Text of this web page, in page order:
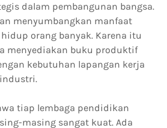
dalam pembangunan bangsa.
menyumbangkan manfaat
orang banyak. Karena itu
menyediakan buku produktif
kebutuhan lapangan kerja
tiap lembaga pendidikan
masing sangat kuat. Ada